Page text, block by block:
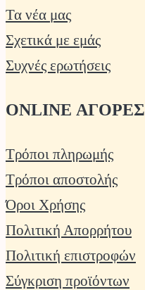
Τα νέα μας
Σχετικά με εμάς
Συχνές ερωτήσεις
ONLINE ΑΓΟΡΕΣ
Τρόποι πληρωμής
Τρόποι αποστολής
Όροι Χρήσης
Πολιτική Απορρήτου
Πολιτική επιστροφών
Σύγκριση προϊόντων